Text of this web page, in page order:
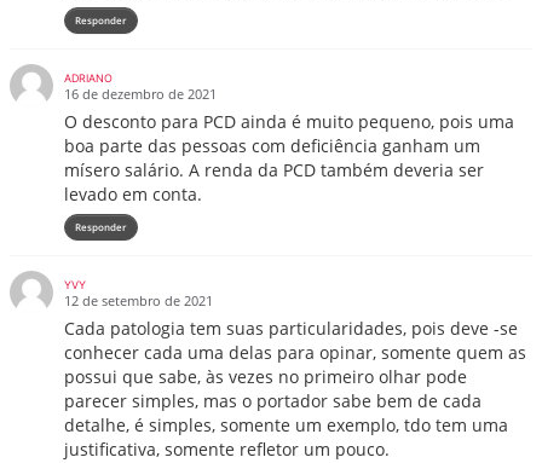
Responder
ADRIANO
16 de dezembro de 2021
O desconto para PCD ainda é muito pequeno, pois uma
boa parte das pessoas com deficiência ganham um
mísero salário. A renda da PCD também deveria ser
levado em conta.
Responder
YVY
12 de setembro de 2021
Cada patologia tem suas particularidades, pois deve -se
conhecer cada uma delas para opinar, somente quem as
possui que sabe, às vezes no primeiro olhar pode
parecer simples, mas o portador sabe bem de cada
detalhe, é simples, somente um exemplo, tdo tem uma
justificativa, somente refletor um pouco.